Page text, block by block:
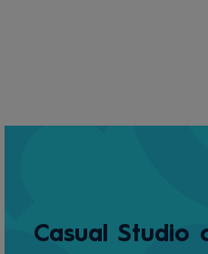
Casual Studio